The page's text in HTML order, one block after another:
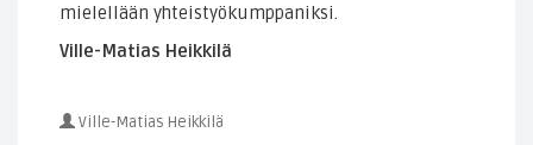
mielellään yhteistyökumppaniksi.
Ville-Matias Heikkilä
Ville-Matias Heikkilä